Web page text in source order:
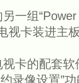
组“Power
视卡装进主
的配套软
录像设置”